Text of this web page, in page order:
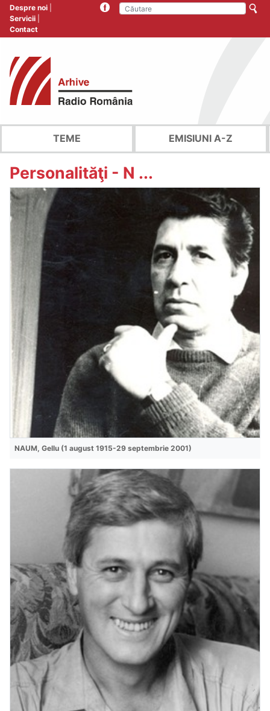
Despre noi
Servicii
Contact
TEME EMISIUNI A-Z
Personalităţi - N ...
NAUM, Gellu (1 august 1915-29 septembrie 2001)